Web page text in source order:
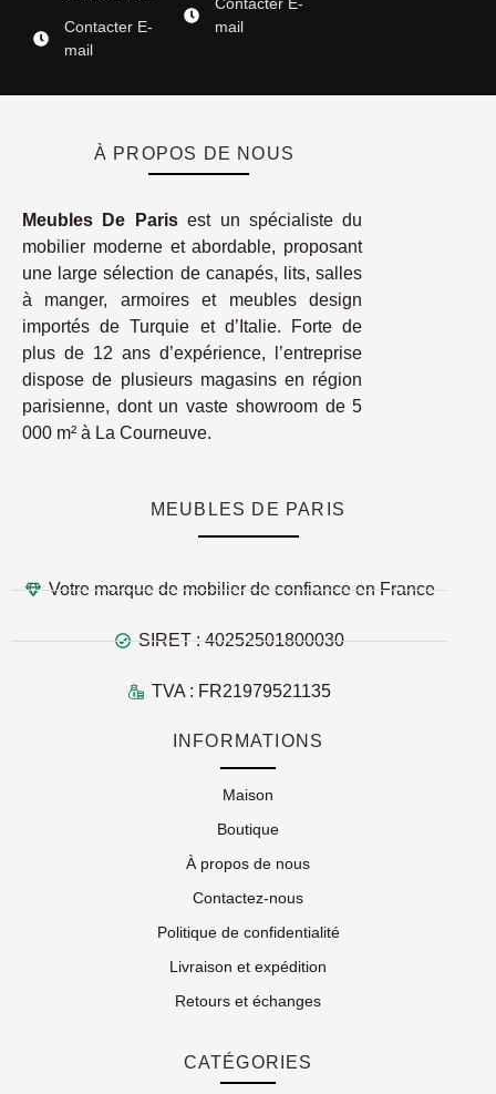
Contacter E-
mail
mail
À PROPOS DE NOUS
Meubles De Parisest un spécialiste du
mobilier moderne et abordable, proposant
une large sélection de canapés, lits, salles
à manger, armoires et meubles design
importés de Turquie et d’Italie. Forte de
plus de 12 ans d’expérience, l’entreprise
dispose de plusieurs magasins en région
parisienne, dont un vaste showroom de 5
000 m² à La Courneuve.
MEUBLES DE PARIS
Votre marque de mobilier de confiance en France
SIRET : 40252501800030
TVA : FR21979521135
INFORMATIONS
Maison
Boutique
À propos de nous
Contactez-nous
Politique de confidentialité
Livraison et expédition
Retours et échanges
CATÉGORIES